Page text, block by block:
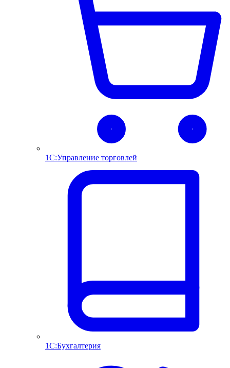
1С:Управление торговлей
1С:Бухгалтерия